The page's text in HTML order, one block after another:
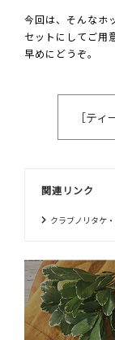
今回は、そんなホ
セットにしてご用
早めにどうぞ。
［テ
関連リンク
クラブノリタケ